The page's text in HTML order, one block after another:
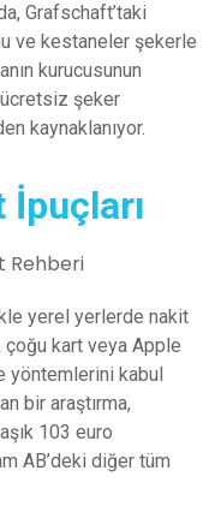
Grafschaft’taki
ve kestaneler şekerle
kurucusunun
ücretsiz şeker
kaynaklanıyor.
yerel yerlerde nakit
çoğu kart veya Apple
yöntemlerini kabul
bir araştırma,
103 euro
AB’deki diğer tüm